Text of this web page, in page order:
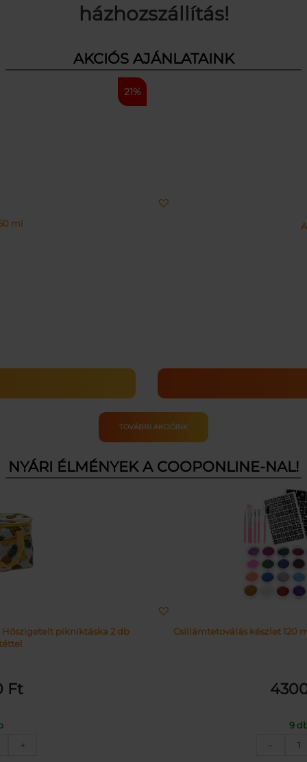
házhozszállítás!
AKCIÓS AJÁNLATAINK
21%
ml
TOVÁBBI AKCIÓINK
NYÁRI ÉLMÉNYEK A COOPONLINE-NAL!
Hőszigetelt pikniktáska 2 db
Ft
+
Csillámtetoválás készlet 120
9
–